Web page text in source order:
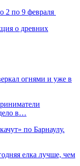
2 по 9 февраля
о древних
огнями и уже в
в…
по Барнаулу.
елка лучше, чем